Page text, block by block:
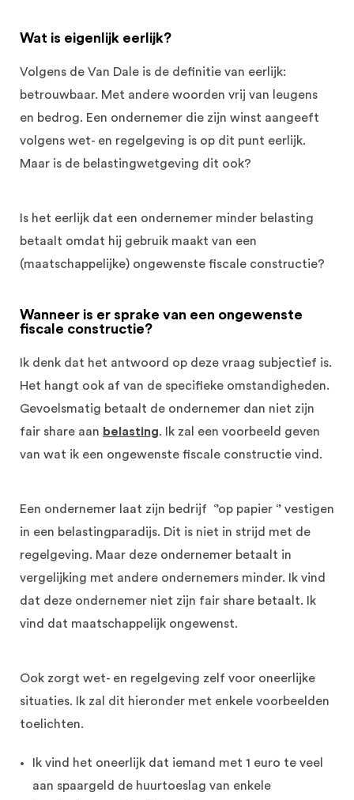
Wat is eigenlijk eerlijk?
Volgens de Van Dale is de definitie van eerlijk:
betrouwbaar. Met andere woorden vrij van leugens
en bedrog. Een ondernemer die zijn winst aangeeft
volgens wet- en regelgeving is op dit punt eerlijk.
Maar is de belastingwetgeving dit ook?
Is het eerlijk dat een ondernemer minder belasting
betaalt omdat hij gebruik maakt van een
(maatschappelijke) ongewenste fiscale constructie?
Wanneer is er sprake van een ongewenste
fiscale constructie?
Ik denk dat het antwoord op deze vraag subjectief is.
Het hangt ook af van de specifieke omstandigheden.
Gevoelsmatig betaalt de ondernemer dan niet zijn
fair share aan belasting.
Ik zal een voorbeeld geven
van wat ik een ongewenste fiscale constructie vind.
Een ondernemer laat zijn bedrijf ‘’op papier ‘’ vestigen
in een belastingparadijs. Dit is niet in strijd met de
regelgeving. Maar deze ondernemer betaalt in
vergelijking met andere ondernemers minder. Ik vind
dat deze ondernemer niet zijn fair share betaalt. Ik
vind dat maatschappelijk ongewenst.
Ook zorgt wet- en regelgeving zelf voor oneerlijke
situaties. Ik zal dit hieronder met enkele voorbeelden
toelichten.
Ik vind het oneerlijk dat iemand met 1 euro te veel
aan spaargeld de huurtoeslag van enkele